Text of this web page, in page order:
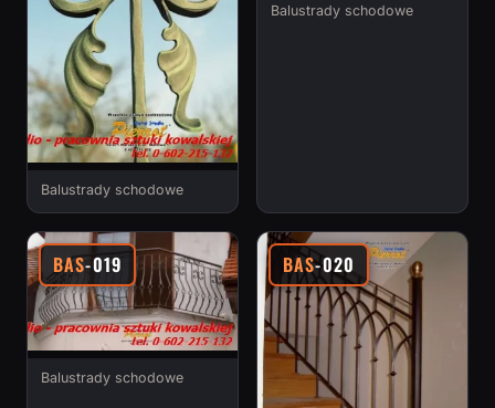
Balustrady schodowe
Balustrady schodowe
BAS-019
Balustrady schodowe
BAS-020